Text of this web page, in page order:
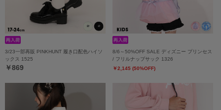
3/23一部再販 PINKHUNT 履き口配色ハイソ
ックス 1525
￥869
8/6～50%OFF SALE ディズニー プリンセス
/ フリルナップサック 1326
￥2,145 (50%OFF)